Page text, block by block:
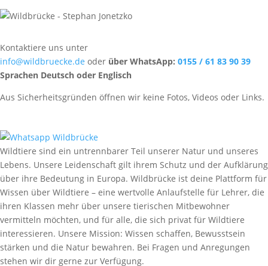
Kontaktiere uns unter
info@wildbruecke.de oder über WhatsApp: 0155 / 61 83 90 39
Sprachen Deutsch oder Englisch
Aus Sicherheitsgründen öffnen wir keine Fotos, Videos oder Links.
Wildtiere sind ein untrennbarer Teil unserer Natur und unseres
Lebens. Unsere Leidenschaft gilt ihrem Schutz und der Aufklärung
über ihre Bedeutung in Europa. Wildbrücke ist deine Plattform für
Wissen über Wildtiere – eine wertvolle Anlaufstelle für Lehrer, die
ihren Klassen mehr über unsere tierischen Mitbewohner
vermitteln möchten, und für alle, die sich privat für Wildtiere
interessieren. Unsere Mission: Wissen schaffen, Bewusstsein
stärken und die Natur bewahren. Bei Fragen und Anregungen
stehen wir dir gerne zur Verfügung.